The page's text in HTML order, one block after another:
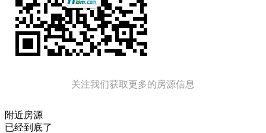
关注我们获取更多的房源信息
附近房源
已经到底了